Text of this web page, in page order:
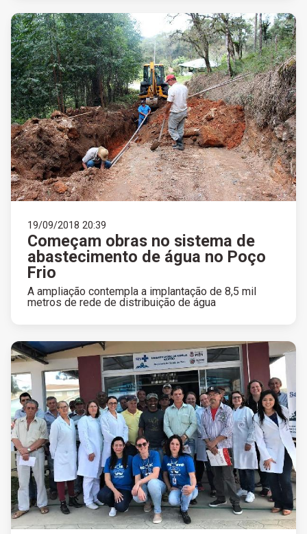
19/09/2018 20:39
Começam obras no sistema de
abastecimento de água no Poço
Frio
A ampliação contempla a implantação de 8,5 mil
metros de rede de distribuição de água